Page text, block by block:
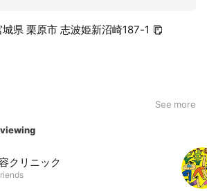
県 栗原市 志波姫新沼崎187-1
See more
クリニック